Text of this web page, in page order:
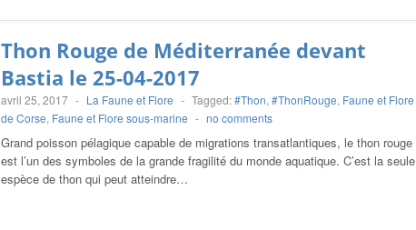
Thon Rouge de Méditerranée devant
Bastia le 25-04-2017
avril 25, 2017 - La Faune et Flore - Tagged:#Thon, #ThonRouge, Faune et Flore
de Corse, Faune et Flore sous-marine - no comments
Grand poisson pélagique capable de migrations transatlantiques, le thon rouge
est l’un des symboles de la grande fragilité du monde aquatique. C’est la seule
espèce de thon qui peut atteindre…